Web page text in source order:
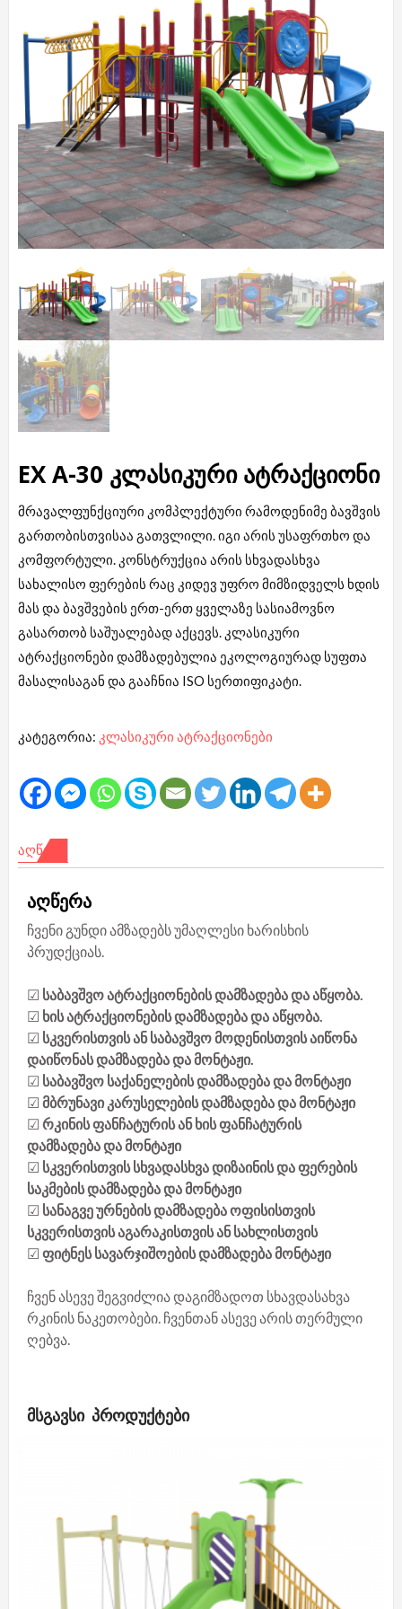
EX A-30 კლასიკური ატრაქციონი
მრავალფუნქციური კომპლექტური რამოდენიმე ბავშვის
გართობისთვისაა გათვლილი. იგი არის უსაფრთხო და
კომფორტული. კონსტრუქცია არის სხვადასხვა
სახალისო ფერების რაც კიდევ უფრო მიმზიდველს ხდის
მას და ბავშვების ერთ-ერთ ყველაზე სასიამოვნო
გასართობ საშუალებად აქცევს. კლასიკური
ატრაქციონები დამზადებულია ეკოლოგიურად სუფთა
მასალისაგან და გააჩნია ISO სერთიფიკატი.
კატეგორია: კლასიკური ატრაქციონები
ᲐᲦᲬᲔᲠᲐ
აღწერა
ჩვენი გუნდი ამზადებს უმაღლესი ხარისხის
პრუდქციას.
☑ საბავშვო ატრაქციონების დამზადება და აწყობა.
☑ ხის ატრაქციონების დამზადება და აწყობა.
☑ სკვერისთვის ან საბავშვო მოდენისთვის აიწონა
დაიწონას დამზადება და მონტაჟი.
☑ საბავშვო საქანელების დამზადება და მონტაჟი
☑ მბრუნავი კარუსელების დამზადება და მონტაჟი
☑ რკინის ფანჩატურის ან ხის ფანჩატურის
დამზადება და მონტაჟი
☑ სკვერისთვის სხვადასხვა დიზაინის და ფერების
საკმების დამზადება და მონტაჟი
☑ სანაგვე ურნების დამზადება ოფისისთვის
სკვერისთვის აგარაკისთვის ან სახლისთვის
☑ ფიტნეს სავარჯიშოების დამზადება მონტაჟი
ჩვენ ასევე შეგვიძლია დაგიმზადოთ სხავდასახვა
რკინის ნაკეთობები. ჩვენთან ასევე არის თერმული
ღებვა.
ᲛᲡᲒᲐᲕᲡᲘ ᲞᲠᲝᲓᲣᲥᲢᲔᲑᲘ